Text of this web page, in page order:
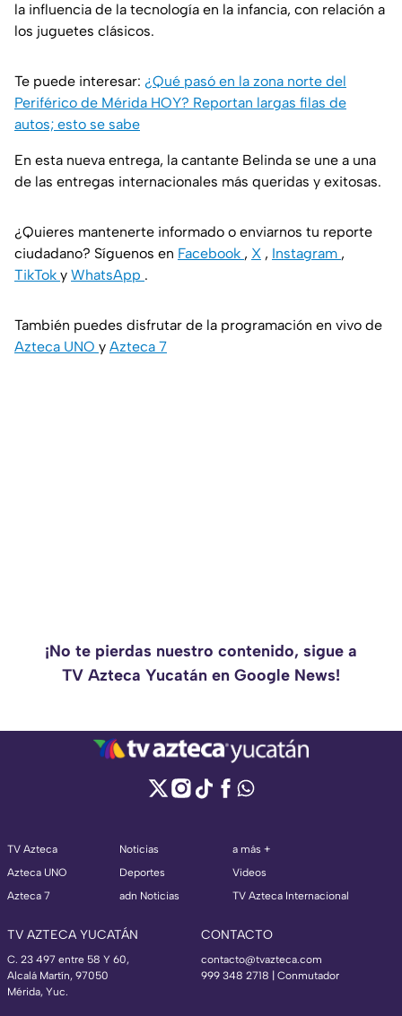
la influencia de la tecnología en la infancia, con relación a
los juguetes clásicos.
Te puede interesar: ¿Qué pasó en la zona norte del
Periférico de Mérida HOY? Reportan largas filas de
autos; esto se sabe
En esta nueva entrega, la cantante Belinda se une a una
de las entregas internacionales más queridas y exitosas.
¿Quieres mantenerte informado o enviarnos tu reporte
ciudadano? Síguenos en Facebook , X , Instagram ,
TikTok y WhatsApp .
También puedes disfrutar de la programación en vivo de
Azteca UNO y Azteca 7
¡No te pierdas nuestro contenido, sigue a
TV Azteca Yucatán en Google News!
TV Azteca
Azteca UNO
Azteca 7
Noticias
Deportes
adn Noticias
a más +
Videos
TV Azteca Internacional
TV AZTECA YUCATÁN
C. 23 497 entre 58 Y 60,
Alcalá Martín, 97050
Mérida, Yuc.
CONTACTO
contacto@tvazteca.com
999 348 2718 | Conmutador